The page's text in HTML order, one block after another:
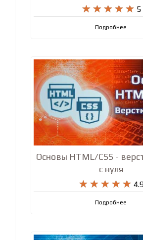
    
     5
Подробнее
Основы HTML/CSS -
с нуля
    
    
Подробнее